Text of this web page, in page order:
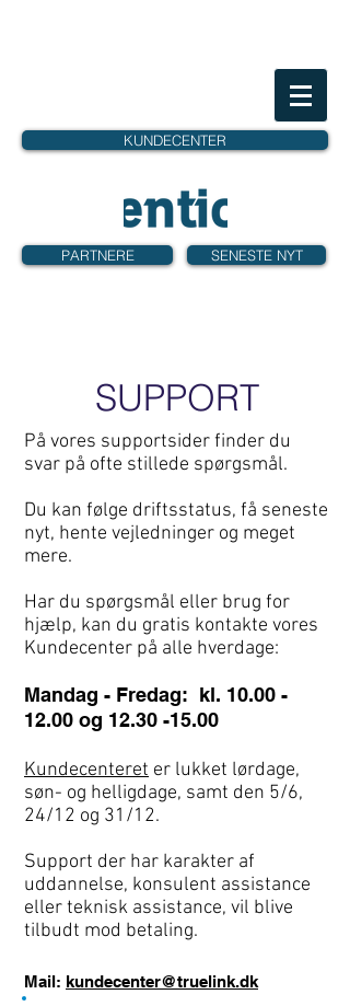
KUNDECENTER
PARTNERE SENESTE NYT
SUPPORT
På vores supportsider finder du
svar på ofte stillede spørgsmål.
Du kan følge driftsstatus, få seneste
nyt, hente vejledninger og meget
mere.
Har du spørgsmål eller brug for
hjælp, kan du gratis kontakte vores
Kundecenter på alle hverdage:
Mandag - Fredag: kl. 10.00 -
12.00 og 12.30 -15.00
Kundecenteret er lukket lørdage,
søn- og helligdage, samt den 5/6,
24/12 og 31/12.
Support der har karakter af
uddannelse, konsulent assistance
eller teknisk assistance, vil blive
tilbudt mod betaling.
Mail: kundecenter@truelink.dk